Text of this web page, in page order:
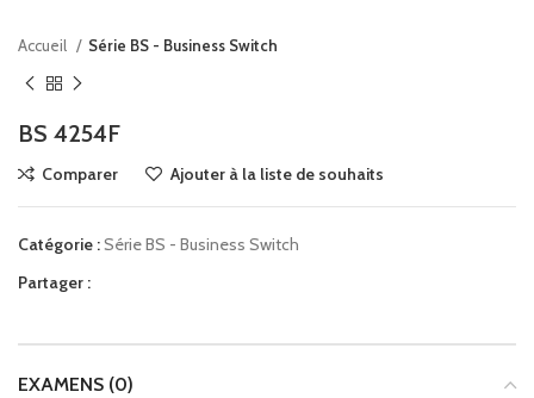
Accueil Série BS - Business Switch
BS 4254F
Comparer Ajouter à la liste de souhaits
Catégorie :Série BS - Business Switch
Partager :
EXAMENS (0)